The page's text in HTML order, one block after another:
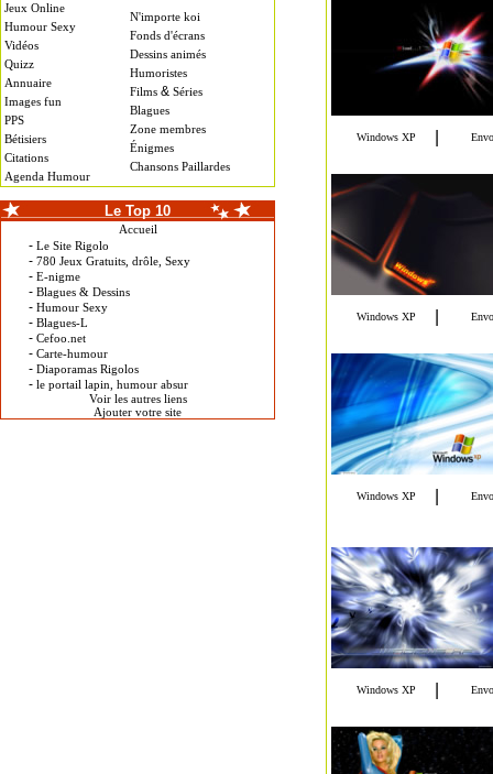
Jeux Online
Humour Sexy
Vidéos
Quizz
Annuaire
Images fun
PPS
Bétisiers
Citations
Agenda Humour
N'importe koi
Fonds d'écrans
Dessins animés
Humoristes
Films & Séries
Blagues
Zone membres
Énigmes
Chansons Paillardes
Le Top 10
Accueil
- Le Site Rigolo
- 780 Jeux Gratuits, drôle, Sexy
- E-nigme
- Blagues & Dessins
- Humour Sexy
- Blagues-L
- Cefoo.net
- Carte-humour
- Diaporamas Rigolos
- le portail lapin, humour absur
Voir les autres liens
Ajouter votre site